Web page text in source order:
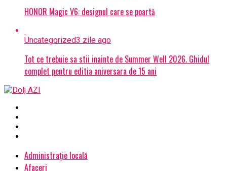
HONOR Magic V6: designul care se poartă
Uncategorized3 zile ago
Tot ce trebuie sa stii inainte de Summer Well 2026. Ghidul
complet pentru editia aniversara de 15 ani
Administrație locală
Afaceri